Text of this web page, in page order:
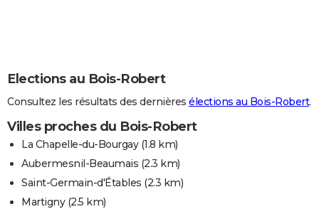
Elections au Bois-Robert
Consultez les résultats des dernières élections au Bois-Robert.
Villes proches du Bois-Robert
La Chapelle-du-Bourgay(1.8 km)
Aubermesnil-Beaumais (2.3 km)
Saint-Germain-d'Étables (2.3 km)
Martigny(2.5 km)